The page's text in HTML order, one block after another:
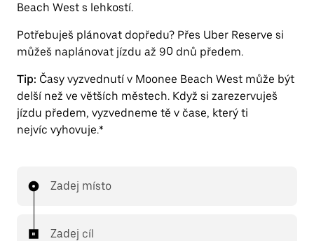
Beach West s lehkostí.
Potřebuješ plánovat dopředu? Přes Uber Reserve si
můžeš naplánovat jízdu až 90 dnů předem.
Tip: Časy vyzvednutí v Moonee Beach West může být
delší než ve větších městech. Když si zarezervuješ
jízdu předem, vyzvedneme tě v čase, který ti
nejvíc vyhovuje.*
Zadej místo
Zadej cíl